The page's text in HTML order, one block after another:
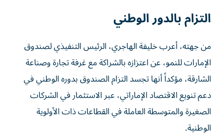
التزام بالدور الوطني
من جهته، أعرب خليفة الهاجري، الرئيس التنفيذي لصندوق
الإمارات للنمو، عن اعتزازه بالشراكة مع غرفة تجارة وصناعة
الشارقة، مؤكداً أنها تجسد التزام الصندوق بدوره الوطني في
دعم تنويع الاقتصاد الإماراتي، عبر الاستثمار في الشركات
الصغيرة والمتوسطة العاملة في القطاعات ذات الأولوية
الوطنية.